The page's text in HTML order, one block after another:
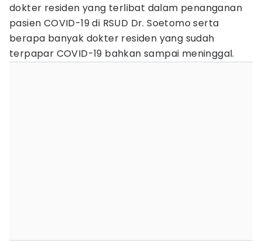
dokter residen yang terlibat dalam penanganan
pasien COVID-19 di RSUD Dr. Soetomo serta
berapa banyak dokter residen yang sudah
terpapar COVID-19 bahkan sampai meninggal.